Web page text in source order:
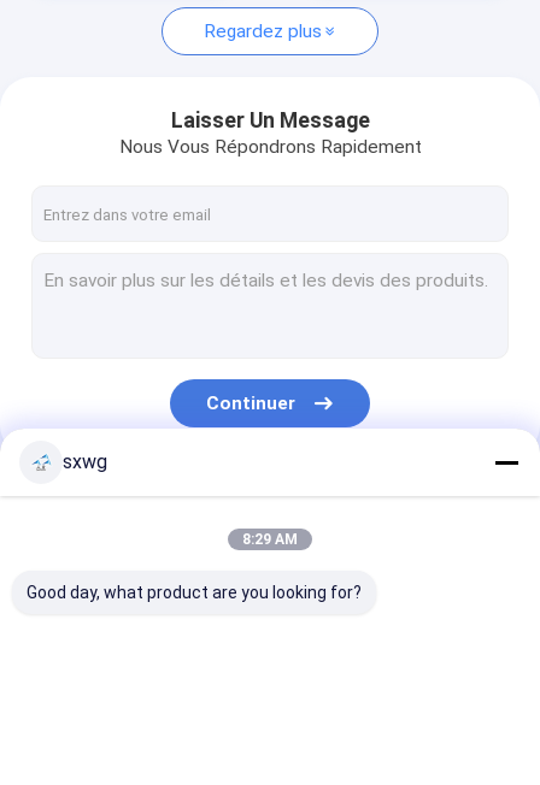
Traitement de carbure de tungstène
poinçon de carbure de tungstène
goupilles de carbure de tungstène
Bouton de carbure de tungstène
Barre de carbure de tungstène
bandes de carbure de tungstène
Regardez plus
Laisser Un Message
Nous Vous Répondrons Rapidement
Continuer
Nos Catégories
sxwg
8:29 AM
Good day, what product are you looking for?